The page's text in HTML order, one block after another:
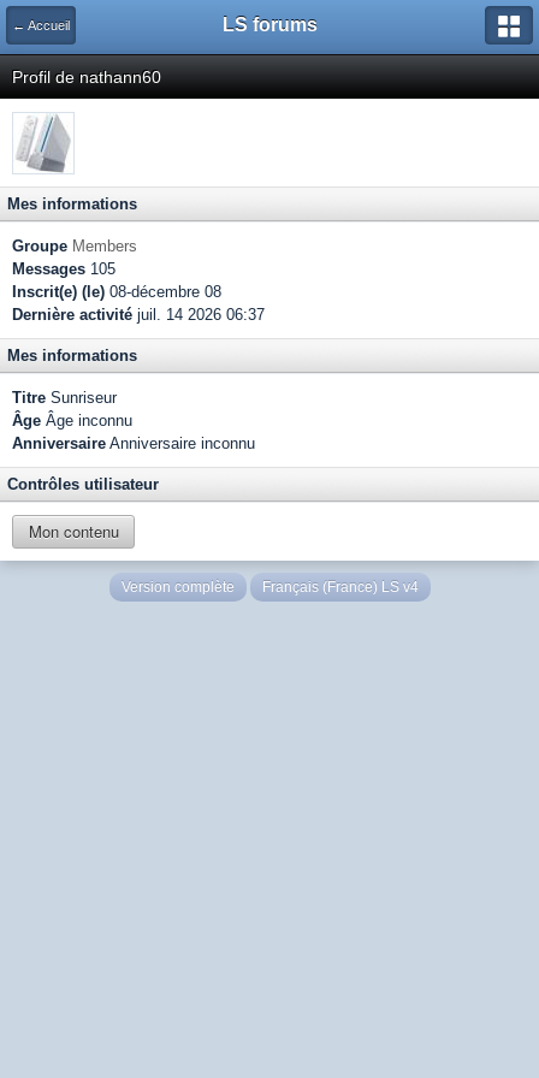
← Accueil LS forums
Profil de nathann60
Mes informations
Groupe Members
Messages 105
Inscrit(e) (le) 08-décembre 08
Dernière activité juil. 14 2026 06:37
Mes informations
Titre Sunriseur
Âge Âge inconnu
Anniversaire Anniversaire inconnu
Contrôles utilisateur
Mon contenu
Version complète Français (France) LS v4